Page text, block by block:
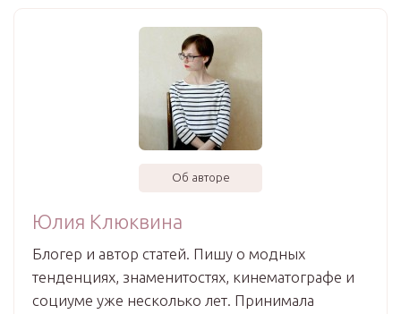
Об авторе
Юлия Клюквина
Блогер и автор статей. Пишу о модных
тенденциях, знаменитостях, кинематографе и
социуме уже несколько лет. Принимала